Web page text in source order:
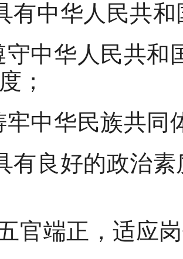
有中华人民共
守中华人民共和
；
牢中华民族共同
有良好的政治
官端正，适应